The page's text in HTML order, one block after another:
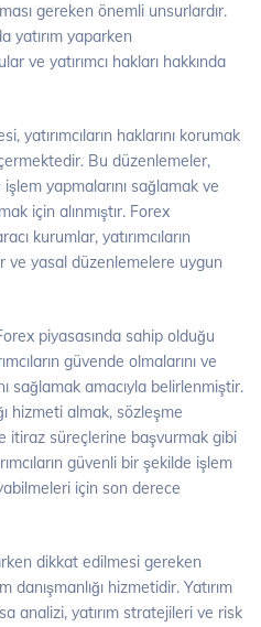
gereken önemli unsurlardır.
yatırım yaparken
ve yatırımcı hakları hakkında
yatırımcıların haklarını korumak
Bu düzenlemeler,
işlem yapmalarını sağlamak ve
için alınmıştır. Forex
kurumlar, yatırımcıların
ve yasal düzenlemelere uygun
Forex piyasasında sahip olduğu
güvende olmalarını ve
sağlamak amacıyla belirlenmiştir.
hizmeti almak, sözleşme
itiraz süreçlerine başvurmak gibi
güvenli bir şekilde işlem
için son derece
dikkat edilmesi gereken
hizmetidir. Yatırım
analizi, yatırım stratejileri ve risk